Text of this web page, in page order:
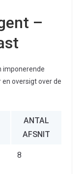
–
imponerende
oversigt over de
ANTAL
AFSNIT
8